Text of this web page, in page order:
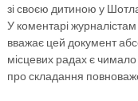
зі своєю дитиною у
У коментарі
вважає цей документ
місцевих радах є
про складання